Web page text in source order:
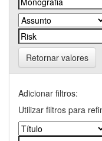
Retornar valores
Adicionar filtros:
Utilizar filtros para